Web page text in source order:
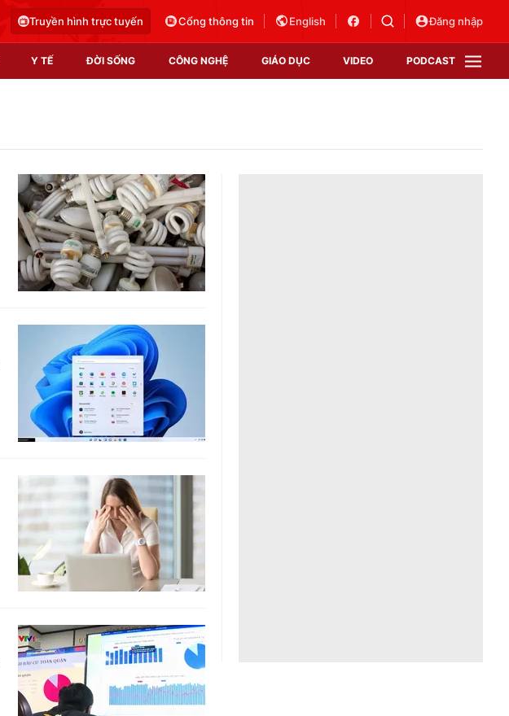
Truyền hình trực tuyến Cổng thông tin English Đăng nhập
Y TẾ ĐỜI SỐNG CÔNG NGHỆ GIÁO DỤC VIDEO PODCAST
Video
Shorts video
Podcast
EMagazine
Photo
Infographic
Góc ảnh
Công nghệ
Hitech Công nghệ tương lai
Sản phẩm
Thị trường
Tư vấn
VTV Sức khoẻ